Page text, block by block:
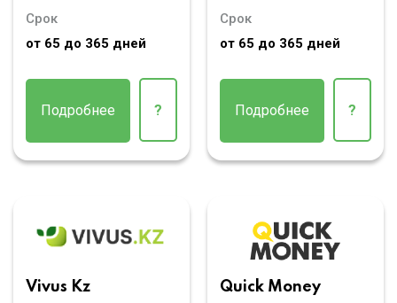
Срок
от 65 до 365 дней
Подробнее ?
Срок
от 65 до 365 дней
Подробнее ?
Vivus Kz
Quick Money